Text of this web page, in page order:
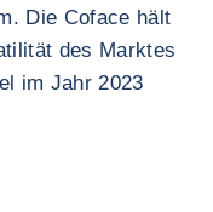
Die Coface hält
des Marktes
im Jahr 2023